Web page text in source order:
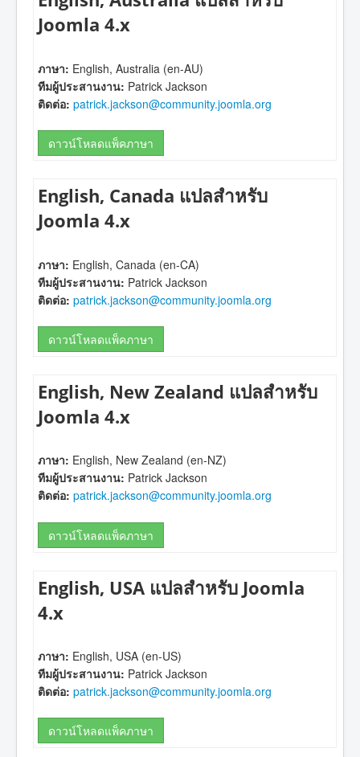
Joomla 4.x
ภาษา: English, Australia (en-AU)
ทีมผู้ประสานงาน: Patrick Jackson
ติดต่อ: patrick.jackson@community.joomla.org
ดาวน์โหลดแพ็คภาษา
English, Canada แปลสำหรับ
Joomla 4.x
ภาษา: English, Canada (en-CA)
ทีมผู้ประสานงาน: Patrick Jackson
ติดต่อ: patrick.jackson@community.joomla.org
ดาวน์โหลดแพ็คภาษา
English, New Zealand แปลสำหรับ
Joomla 4.x
ภาษา: English, New Zealand (en-NZ)
ทีมผู้ประสานงาน: Patrick Jackson
ติดต่อ: patrick.jackson@community.joomla.org
ดาวน์โหลดแพ็คภาษา
English, USA แปลสำหรับ Joomla
4.x
ภาษา: English, USA (en-US)
ทีมผู้ประสานงาน: Patrick Jackson
ติดต่อ: patrick.jackson@community.joomla.org
ดาวน์โหลดแพ็คภาษา